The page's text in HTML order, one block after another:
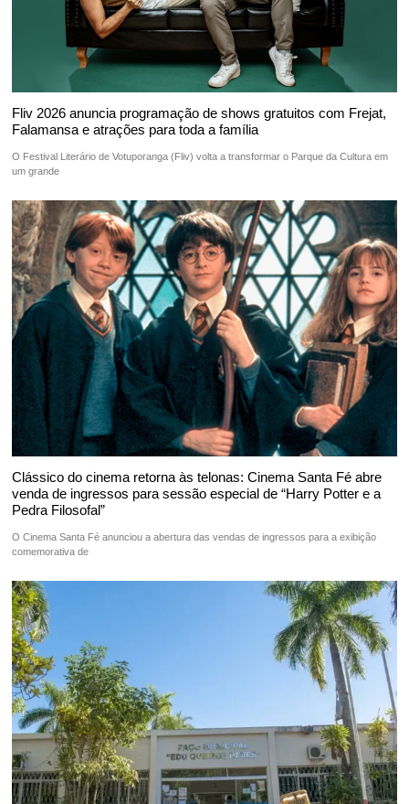
Fliv 2026 anuncia programação de shows gratuitos com Frejat,
Falamansa e atrações para toda a família
O Festival Literário de Votuporanga (Fliv) volta a transformar o Parque da Cultura em
um grande
Clássico do cinema retorna às telonas: Cinema Santa Fé abre
venda de ingressos para sessão especial de “Harry Potter e a
Pedra Filosofal”
O Cinema Santa Fé anunciou a abertura das vendas de ingressos para a exibição
comemorativa de